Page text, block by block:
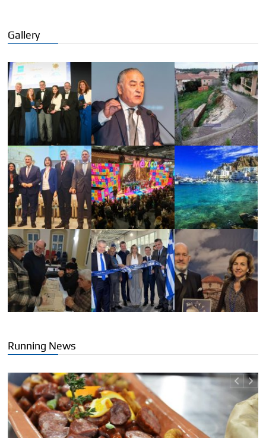
Gallery
Running News